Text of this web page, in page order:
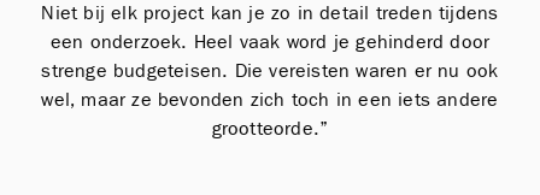
Niet bij elk project kan je zo in detail treden tijdens
een onderzoek. Heel vaak word je gehinderd door
strenge budgeteisen. Die vereisten waren er nu ook
wel, maar ze bevonden zich toch in een iets andere
grootteorde.”